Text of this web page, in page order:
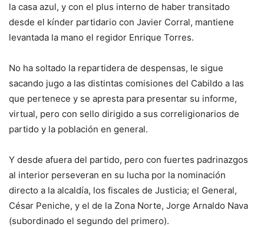
la casa azul, y con el plus interno de haber transitado
desde el kínder partidario con Javier Corral, mantiene
levantada la mano el regidor Enrique Torres.
No ha soltado la repartidera de despensas, le sigue
sacando jugo a las distintas comisiones del Cabildo a las
que pertenece y se apresta para presentar su informe,
virtual, pero con sello dirigido a sus correligionarios de
partido y la población en general.
Y desde afuera del partido, pero con fuertes padrinazgos
al interior perseveran en su lucha por la nominación
directo a la alcaldía, los fiscales de Justicia; el General,
César Peniche, y el de la Zona Norte, Jorge Arnaldo Nava
(subordinado el segundo del primero).